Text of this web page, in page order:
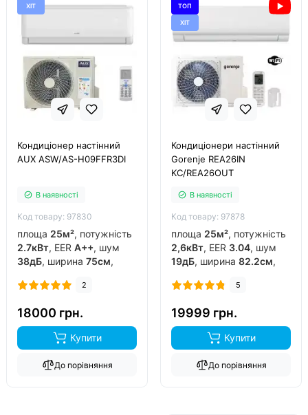
ХІТ
Кондиціонер настінний
AUX ASW/AS-H09FFR3DI
В наявності
Код товару: 97830
площа 25м², потужність
2.7кВт, EER A++, шум
38дБ, ширина 75см,
китай, інвертор
2
18000 грн.
Купити
До порівняння
ТОП
ХІТ
Кондиціонери настінний
Gorenje REA26IN
KC/REA26OUT
В наявності
Код товару: 97878
площа 25м², потужність
2,6кВт, EER 3.04, шум
19дБ, ширина 82.2см,
китай, інвертор
5
19999 грн.
Купити
До порівняння